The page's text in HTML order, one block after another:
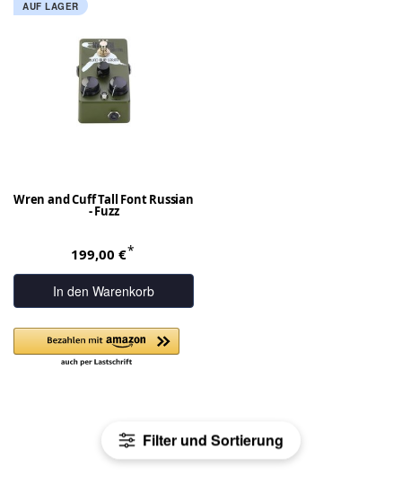
Filter und Sortierung
AUF LAGER
Wren and Cuff Tall Font Russian
- Fuzz
199,00 €*
In den Warenkorb